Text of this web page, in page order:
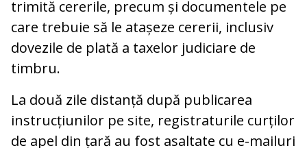
trimită cererile, precum și documentele pe
care trebuie să le atașeze cererii, inclusiv
dovezile de plată a taxelor judiciare de
timbru.
La două zile distanță după publicarea
instrucțiunilor pe site, registraturile curților
de apel din țară au fost asaltate cu e-mailuri